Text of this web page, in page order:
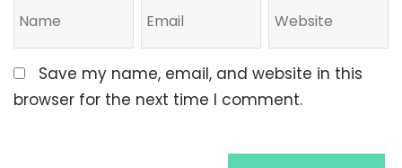
Save my name, email, and website in this
browser for the next time I comment.